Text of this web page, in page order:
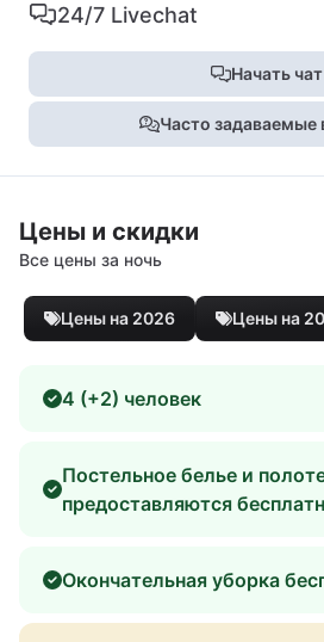
24/7 Livechat
Начать чат
Часто задаваемые
Цены и скидки
Все цены за ночь
Цены на 2026 Цены на
4 (+2) человек
Постельное белье и
предоставляются
Окончательная уборка